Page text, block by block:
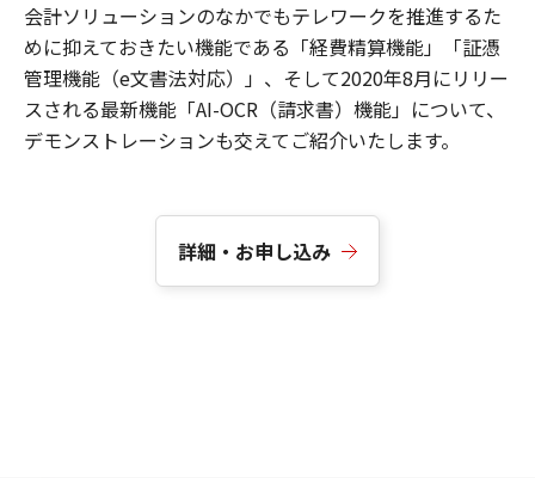
会計ソリューションのなかでもテレワークを推進するた
めに抑えておきたい機能である「経費精算機能」「証憑
管理機能（e文書法対応）」、そして2020年8月にリリー
スされる最新機能「AI-OCR（請求書）機能」について、
デモンストレーションも交えてご紹介いたします。
詳細・お申し込み